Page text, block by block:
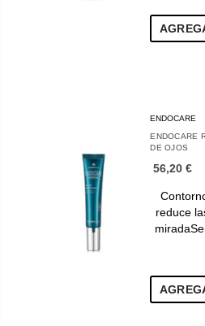
ENDOCARE
ENDOCARE
DE OJOS
56,20 €
reduce